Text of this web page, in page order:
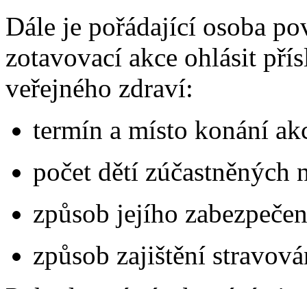
Dále je pořádající osoba
zotavovací akce ohlásit
veřejného zdraví:
termín a místo konání
počet dětí zúčastněných
způsob jejího
způsob zajištění